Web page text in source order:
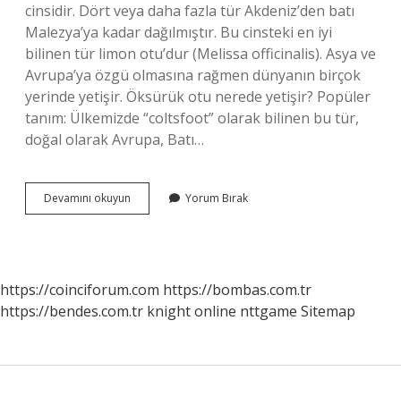
cinsidir. Dört veya daha fazla tür Akdeniz’den batı
Malezya’ya kadar dağılmıştır. Bu cinsteki en iyi
bilinen tür limon otu’dur (Melissa officinalis). Asya ve
Avrupa’ya özgü olmasına rağmen dünyanın birçok
yerinde yetişir. Öksürük otu nerede yetişir? Popüler
tanım: Ülkemizde “coltsfoot” olarak bilinen bu tür,
doğal olarak Avrupa, Batı…
Devamını okuyun Öksürük
Otunun
Yorum Bırak
https://coinciforum.com https://bombas.com.tr
https://bendes.com.tr knight online nttgame Sitemap